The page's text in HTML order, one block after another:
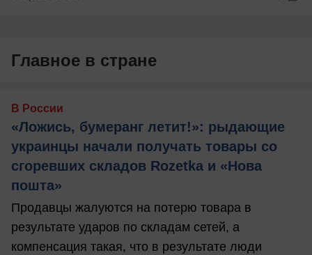
Главное в стране
В России
«Ложись, бумеранг летит!»: рыдающие
украинцы начали получать товары со
сгоревших складов Rozetka и «Нова
пошта»
Продавцы жалуются на потерю товара в
результате ударов по складам сетей, а
компенсация такая, что в результате люди